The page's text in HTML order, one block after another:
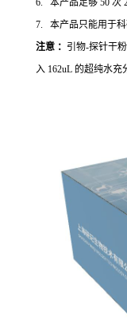
6. 本产品足够 50 次
7. 本产品只能用于科
注意 ： 引物-探针干
入 162uL 的超纯水充